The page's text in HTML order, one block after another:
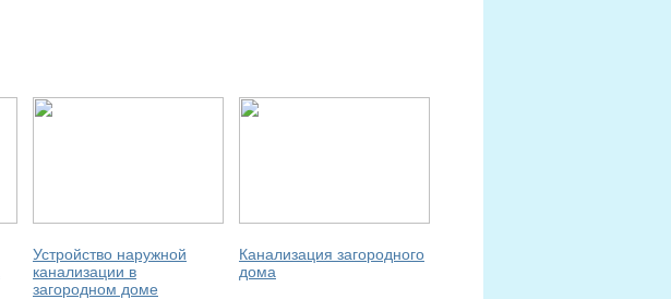
Устройство наружной
канализации в
загородном доме
Канализация загородного
дома